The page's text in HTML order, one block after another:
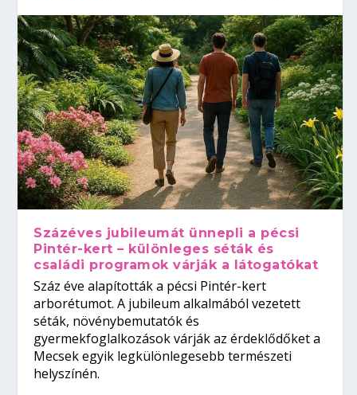
Százéves jubileumát ünnepli a pécsi
Pintér-kert – különleges séták és
családi programok várják a látogatókat
Száz éve alapították a pécsi Pintér-kert
arborétumot. A jubileum alkalmából vezetett
séták, növénybemutatók és
gyermekfoglalkozások várják az érdeklődőket a
Mecsek egyik legkülönlegesebb természeti
helyszínén.